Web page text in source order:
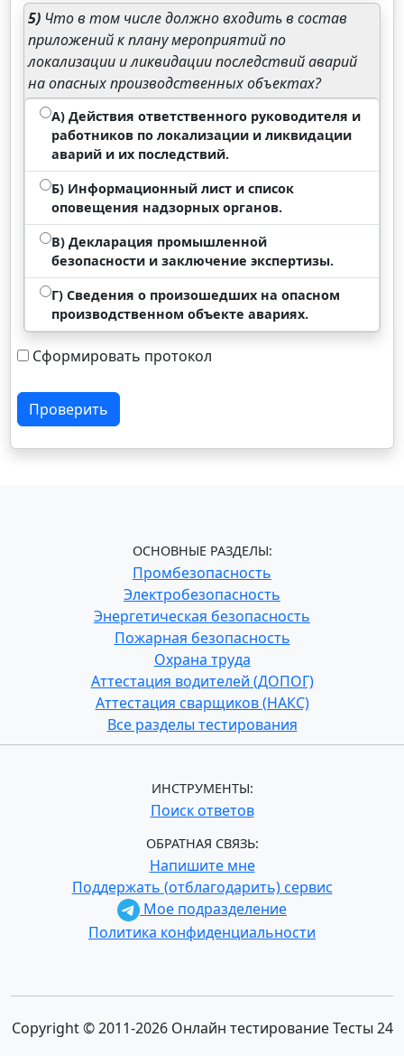
5) Что в том числе должно входить в состав
приложений к плану мероприятий по
локализации и ликвидации последствий аварий
на опасных производственных объектах?
А) Действия ответственного руководителя и
работников по локализации и ликвидации
аварий и их последствий.
Б) Информационный лист и список
оповещения надзорных органов.
В) Декларация промышленной
безопасности и заключение экспертизы.
Г) Сведения о произошедших на опасном
производственном объекте авариях.
Сформировать протокол
Проверить
ОСНОВНЫЕ РАЗДЕЛЫ:
Промбезопасность
Электробезопасность
Энергетическая безопасность
Пожарная безопасность
Охрана труда
Аттестация водителей (ДОПОГ)
Аттестация сварщиков (НАКС)
Все разделы тестирования
ИНСТРУМЕНТЫ:
Поиск ответов
ОБРАТНАЯ СВЯЗЬ:
Напишите мне
Поддержать (отблагодарить) сервис
Мое подразделение
Политика конфиденциальности
Copyright © 2011-2026 Онлайн тестирование Тесты 24